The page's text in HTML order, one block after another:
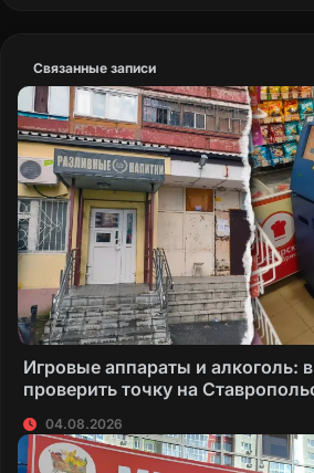
Связанные записи
Игровые аппараты и алкоголь:
проверить точку на
04.08.2026